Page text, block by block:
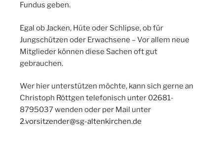
Fundus geben.
Egal ob Jacken, Hüte oder Schlipse, ob für
Jungschützen oder Erwachsene – Vor allem neue
Mitglieder können diese Sachen oft gut
gebrauchen.
Wer hier unterstützen möchte, kann sich gerne an
Christoph Röttgen telefonisch unter 02681-
8795037 wenden oder per Mail unter
2.vorsitzender@sg-altenkirchen.de